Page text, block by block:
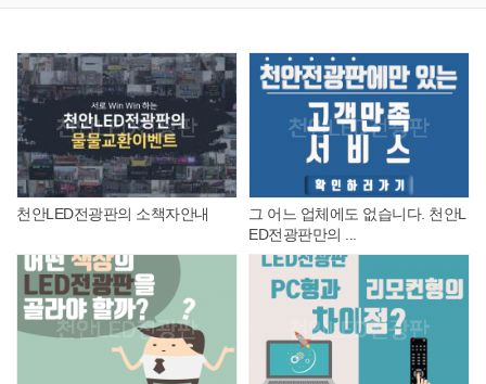
천안LED전광판의 소책자안내
그 어느 업체에도 없습니다. 천안L
ED전광판만의 ...